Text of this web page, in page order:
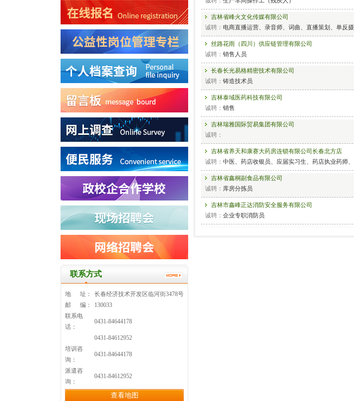
联系方式
地 址：
长春经济技术开发区临河街3478号
邮 编：
130033
联系电
话：
0431-84644178
0431-84612952
培训咨
询：
0431-84644178
派遣咨
询：
0431-84612952
查看地图
吉林省峰火文化传媒有限公司
诚聘：
电商直播运营、录音师、词曲、直播策划、单反摄..
丝路花雨（四川）供应链管理有限公司
诚聘：
销售人员
长春长光易格精密技术有限公司
诚聘：
铸造技术员
吉林泰域医药科技有限公司
诚聘：
销售
吉林瑞雅国际贸易集团有限公司
诚聘：
吉林省养天和康赛大药房连锁有限公司长春北方店
诚聘：
中医、药店收银员、应届实习生、药店执业药师、..
吉林省鑫桐副食品有限公司
诚聘：
库房分拣员
吉林市鑫峰正达消防安全服务有限公司
诚聘：
企业专职消防员
诚聘：装配工、维修工